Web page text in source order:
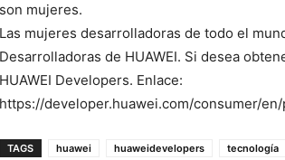
son mujeres.
Las mujeres desarrolladoras de todo el
Desarrolladoras de HUAWEI. Si desea
HUAWEI Developers. Enlace:
https://developer.huawei.com/consumer/
TAGS huawei huaweidevelopers tecnología